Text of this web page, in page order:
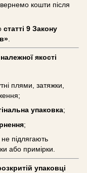
кошти після
статті 9 Закону
якості
плями, затяжки,
упаковка;
;
підлягають
або примірки.
упаковці